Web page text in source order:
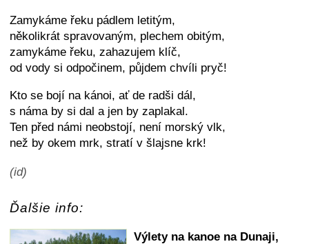
Zamykáme řeku pádlem letitým,
několikrát spravovaným, plechem obitým,
zamykáme řeku, zahazujem klíč,
od vody si odpočinem, půjdem chvíli pryč!
Kto se bojí na kánoi, ať de radši dál,
s náma by si dal a jen by zaplakal.
Ten před námi neobstojí, není morský vlk,
než by okem mrk, stratí v šlajsne krk!
(id)
Ďalšie info:
Výlety na kanoe na Dunaji,